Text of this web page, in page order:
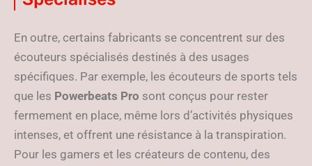
En outre, certains fabricants se concentrent sur des
écouteurs spécialisés destinés à des usages
spécifiques. Par exemple, les écouteurs de sports tels
que les Powerbeats Pro sont conçus pour rester
fermement en place, même lors d’activités physiques
intenses, et offrent une résistance à la transpiration.
Pour les gamers et les créateurs de contenu, des